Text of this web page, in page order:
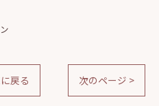
戻る 次のページ >